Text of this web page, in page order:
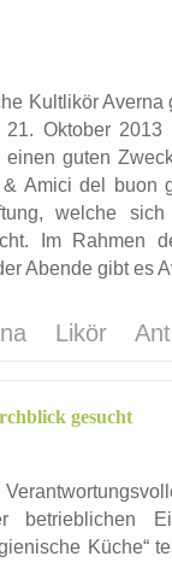
Kultlikör
Oktober
guten
& Amici del buon
welche
Im Rahmen
Abende gibt es
Likör
gesucht
betrieblichen
Küche“